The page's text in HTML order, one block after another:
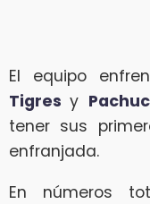
El equipo
Tigresy
tener sus
enfranjada.
En números